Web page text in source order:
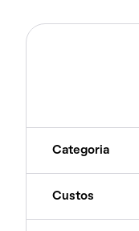
Categoria
Custos